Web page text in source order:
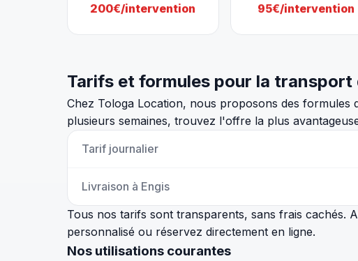
200€/intervention 95€/intervention
Tarifs et formules pour la transport
Chez Tologa Location, nous proposons des
plusieurs semaines, trouvez l'offre la plus
Tarif journalier
Livraison à Engis
Tous nos tarifs sont transparents, sans frais cachés.
personnalisé ou réservez directement en ligne.
Nos utilisations courantes